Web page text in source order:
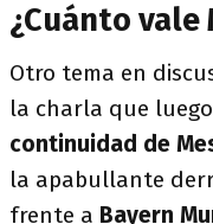
¿Cuánto vale
Otro tema en
la charla que
continuidad de
la apabullante
frente a Bayern